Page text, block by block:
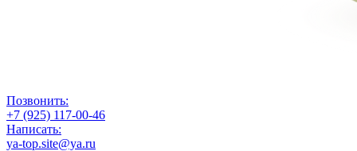
Позвонить:
+7 (925) 117-00-46
Написать:
ya-top.site@ya.ru